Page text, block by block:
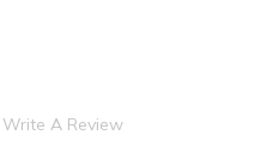
Write A Review